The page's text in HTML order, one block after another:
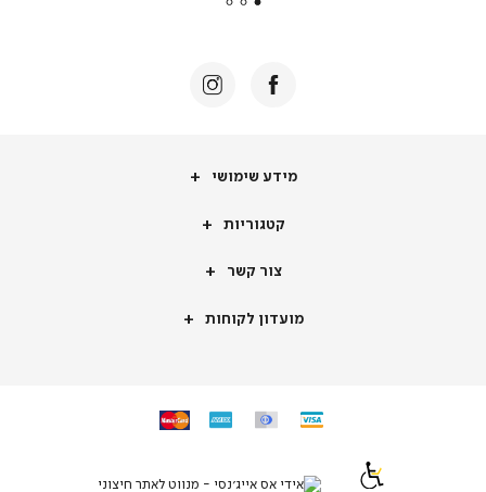
מידע
מידע שימושי
קטגוריותקטגוריות
צור
צור קשר
מועדון
מועדון לקוחות